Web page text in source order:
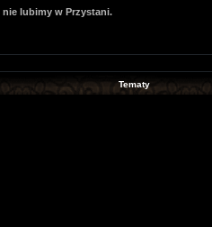
lubimy w Przystani.
Tematy